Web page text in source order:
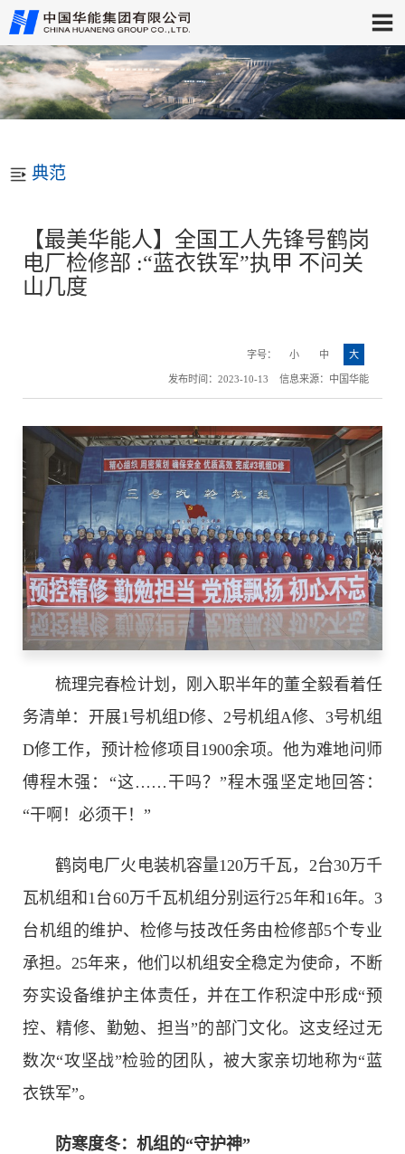
典范
【最美华能人】全国工人先锋号鹤岗
电厂检修部 :“蓝衣铁军”执甲 不问关
山几度
字号： 小 中 大
发布时间：2023-10-13 信息来源：中国华能
梳理完春检计划，刚入职半年的董全毅看着任
务清单：开展1号机组D修、2号机组A修、3号机组
D修工作，预计检修项目1900余项。他为难地问师
傅程木强：“这……干吗？”程木强坚定地回答：
“干啊！必须干！”
鹤岗电厂火电装机容量120万千瓦，2台30万千
瓦机组和1台60万千瓦机组分别运行25年和16年。3
台机组的维护、检修与技改任务由检修部5个专业
承担。25年来，他们以机组安全稳定为使命，不断
夯实设备维护主体责任，并在工作积淀中形成“预
控、精修、勤勉、担当”的部门文化。这支经过无
数次“攻坚战”检验的团队，被大家亲切地称为“蓝
衣铁军”。
防寒度冬：机组的“守护神”